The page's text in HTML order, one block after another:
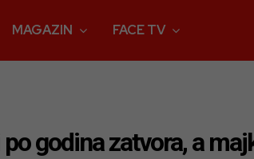
MAGAZIN FACE TV
godina zatvora, a